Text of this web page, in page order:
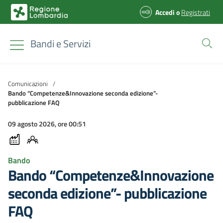
AccedioRegistrati
Bandi e Servizi
Comunicazioni /
Bando “Competenze&Innovazione seconda edizione”-
pubblicazione FAQ
09 agosto 2026, ore 00:51
Bando
Bando “Competenze&Innovazione
seconda edizione”- pubblicazione
FAQ